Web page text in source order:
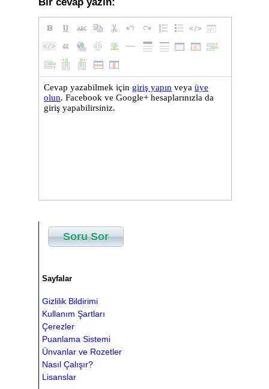
Soru Sor
Sayfalar
Gizlilik Bildirimi
Kullanım Şartları
Çerezler
Puanlama Sistemi
Ünvanlar ve Rozetler
Nasıl Çalışır?
Lisanslar